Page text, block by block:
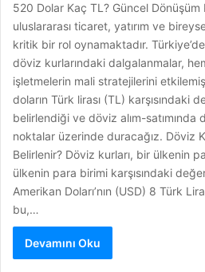
520 Dolar Kaç TL? Güncel Dönüşüm
uluslararası ticaret, yatırım ve
kritik bir rol oynamaktadır.
döviz kurlarındaki dalgalanmalar,
işletmelerin mali stratejilerini
doların Türk lirası (TL) karşısındaki
belirlendiği ve döviz alım-
noktalar üzerinde duracağız. Döviz
Belirlenir? Döviz kurları, bir ülkenin
ülkenin para birimi karşısındaki
Amerikan Doları’nın (USD) 8 Türk
bu,…
Devamını Oku